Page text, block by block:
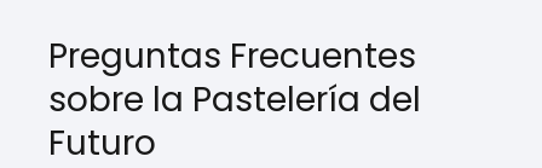
Preguntas Frecuentes
sobre la Pastelería del
Futuro